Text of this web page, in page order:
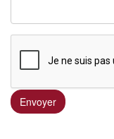
Envoyer